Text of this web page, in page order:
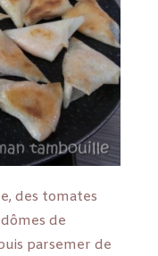
des tomates
de
parsemer de